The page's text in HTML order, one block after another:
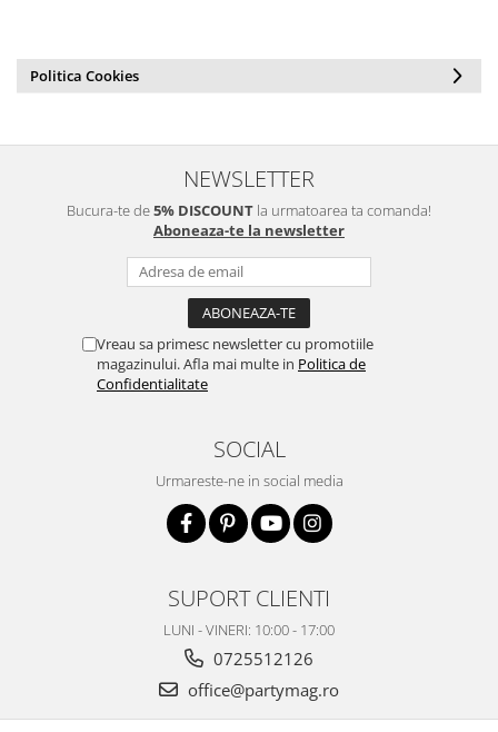
Politica Cookies
NEWSLETTER
Bucura-te de5% DISCOUNT la urmatoarea ta comanda!
Aboneaza-te la newsletter
Vreau sa primesc newsletter cu promotiile
magazinului. Afla mai multe in Politica de
Confidentialitate
SOCIAL
Urmareste-ne in social media
SUPORT CLIENTI
LUNI - VINERI: 10:00 - 17:00
0725512126
office@partymag.ro